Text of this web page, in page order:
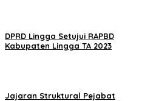
DPRD Lingga Setujui RAPBD
Kabupaten Lingga TA 2023
Jajaran Struktural Pejabat